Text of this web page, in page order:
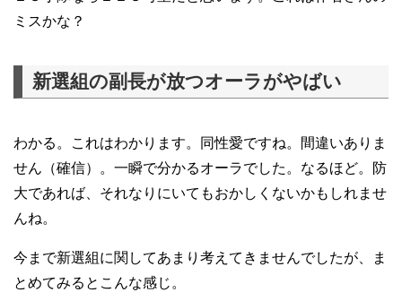
ミスかな？
新選組の副長が放つオーラがやばい
わかる。これはわかります。同性愛ですね。間違いありま
せん（確信）。一瞬で分かるオーラでした。なるほど。防
大であれば、それなりにいてもおかしくないかもしれませ
んね。
今まで新選組に関してあまり考えてきませんでしたが、ま
とめてみるとこんな感じ。